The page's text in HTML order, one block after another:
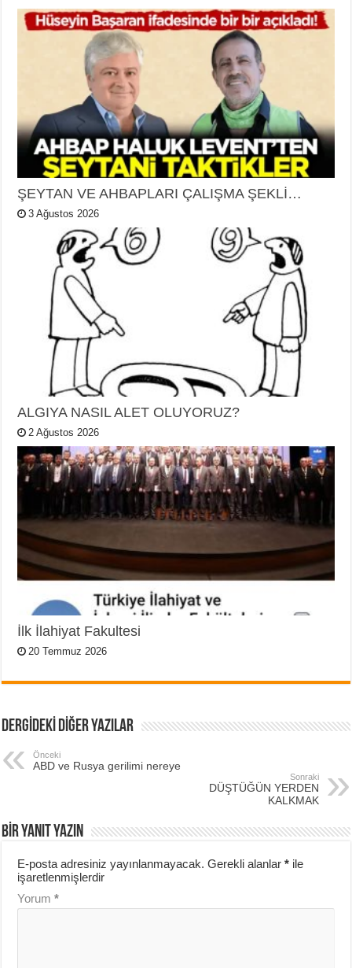
ŞEYTAN VE AHBAPLARI ÇALIŞMA ŞEKLİ…
3 Ağustos 2026
ALGIYA NASIL ALET OLUYORUZ?
2 Ağustos 2026
İlk İlahiyat Fakultesi
20 Temmuz 2026
DERGİDEKİ DİĞER YAZILAR
Önceki
ABD ve Rusya gerilimi nereye
Sonraki
DÜŞTÜĞÜN YERDEN
KALKMAK
BIR YANIT YAZIN
E-posta adresiniz yayınlanmayacak. Gerekli alanlar* ile
işaretlenmişlerdir
Yorum*